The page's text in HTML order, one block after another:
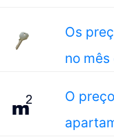
Os
no mês
O